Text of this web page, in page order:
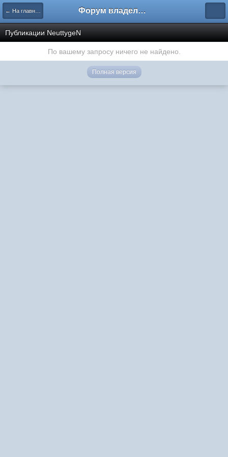
← На главную Форум владельцев интернет-магазинов
Публикации NeuttygeN
По вашему запросу ничего не найдено.
Полная версия